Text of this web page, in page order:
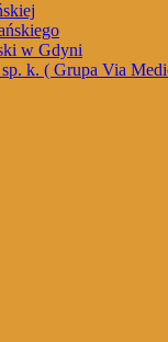
w Gdyni
k. ( Grupa Via